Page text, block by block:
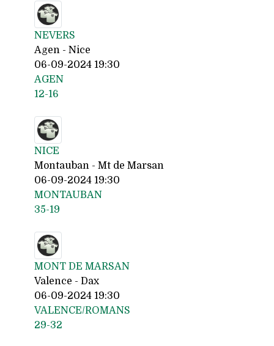
NEVERS
Agen - Nice
06-09-2024 19:30
AGEN
12-16
NICE
Montauban - Mt de Marsan
06-09-2024 19:30
MONTAUBAN
35-19
MONT DE MARSAN
Valence - Dax
06-09-2024 19:30
VALENCE/ROMANS
29-32